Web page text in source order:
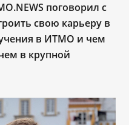
поговорил с
свою карьеру в
в ИТМО и чем
в крупной